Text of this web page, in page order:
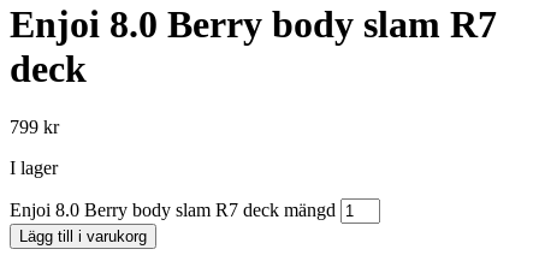
Enjoi 8.0 Berry body slam R7
deck
799 kr
I lager
Enjoi 8.0 Berry body slam R7 deck mängd
Lägg till i varukorg